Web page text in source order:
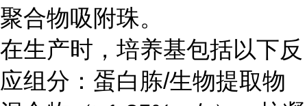
聚合物吸附珠。
在生产时，培养基包括以下反
应组分：蛋白胨/生物提取物